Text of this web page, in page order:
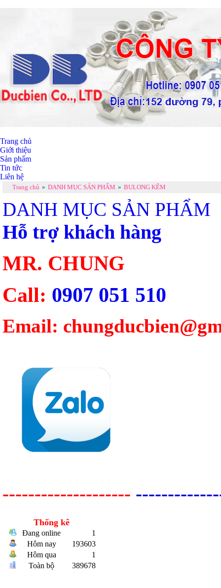
Trang chủ
Giới thiệu
Sản phẩm
Tin tức
Liên hệ
Trang chủ » DANH MỤC SẢN PHẨM » BULONG KẼM
DANH MỤC SẢN PHẨM
Hỗ trợ khách hàng
MR. CHUNG
Call: 0907 051 510
Email:
--------------------
Thống kê
Đang online
1
Hôm nay
193603
Hôm qua
1
Toàn bộ
389678